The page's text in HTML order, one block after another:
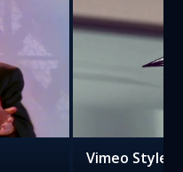
Vimeo Style